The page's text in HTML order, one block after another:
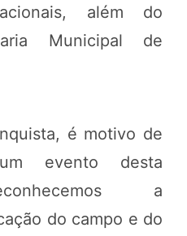
além do
Municipal de
é motivo de
evento desta
a
do campo e do